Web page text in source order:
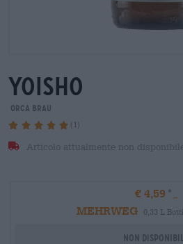
yoisho
orca brau
(1)
Articolo attualmente non
€ 4,59
MEHRWEG
0,33 L
Non